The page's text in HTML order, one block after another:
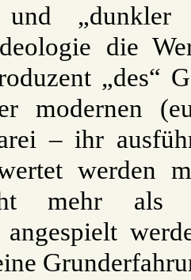
und
die
„des“
modernen
– ihr
werden
mehr als